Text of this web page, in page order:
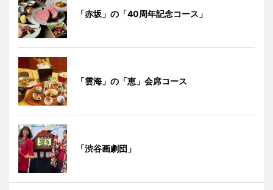
「赤坂」の「40周年記念コース」
「雲海」の「恵」会席コース
「渋谷画劇団」